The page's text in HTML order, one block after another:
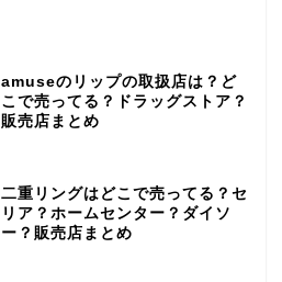
amuseのリップの取扱店は？ど
こで売ってる？ドラッグストア？
販売店まとめ
二重リングはどこで売ってる？セ
リア？ホームセンター？ダイソ
ー？販売店まとめ